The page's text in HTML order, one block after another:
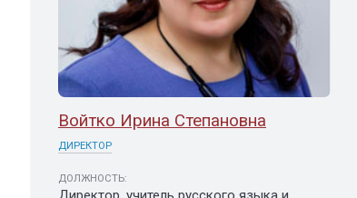
Войтко Ирина Степановна
ДИРЕКТОР
ДОЛЖНОСТЬ: